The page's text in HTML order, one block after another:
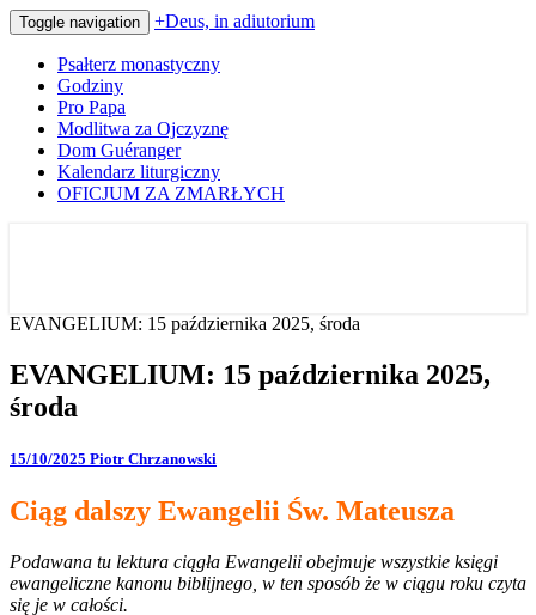
Toggle navigation +Deus, in adiutorium
Psałterz monastyczny
Godziny
Pro Papa
Modlitwa za Ojczyznę
Dom Guéranger
Kalendarz liturgiczny
OFICJUM ZA ZMARŁYCH
EVANGELIUM: 15 października 2025, środa
EVANGELIUM: 15 października 2025,
środa
15/10/2025 Piotr Chrzanowski
Ciąg dalszy Ewangelii Św. Mateusza
Podawana tu lektura ciągła Ewangelii obejmuje wszystkie księgi
ewangeliczne kanonu biblijnego, w ten sposób że w ciągu roku czyta
się je w całości.